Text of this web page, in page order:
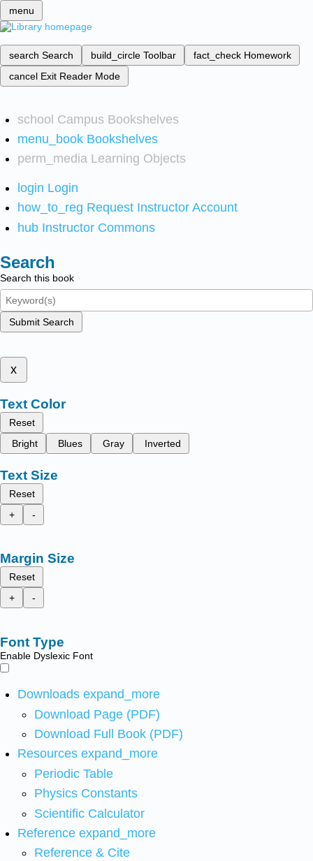
menu
search Search build_circle Toolbar fact_check Homework
cancel Exit Reader Mode
school Campus Bookshelves
menu_book Bookshelves
perm_media Learning Objects
login Login
how_to_reg Request Instructor Account
hub Instructor Commons
Search
Search this book
Submit Search
x
Text Color
Reset
Bright
Blues Gray Inverted
Text Size
Reset
+
-
Margin Size
Reset
+
-
Font Type
Enable Dyslexic Font
Downloads expand_more
Download Page (PDF)
Download Full Book (PDF)
Resources expand_more
Periodic Table
Physics Constants
Scientific Calculator
Reference expand_more
Reference & Cite